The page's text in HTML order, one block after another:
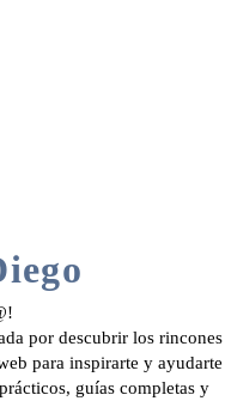
por descubrir los rincones
para inspirarte y ayudarte
guías completas y